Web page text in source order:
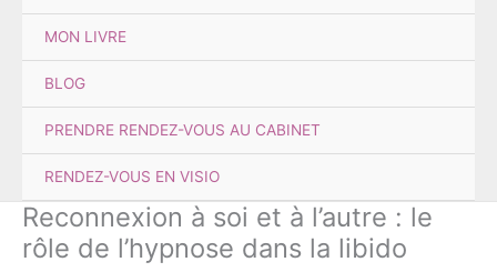
MON LIVRE
BLOG
PRENDRE RENDEZ-VOUS AU CABINET
RENDEZ-VOUS EN VISIO
Reconnexion à soi et à l’autre : le
rôle de l’hypnose dans la libido